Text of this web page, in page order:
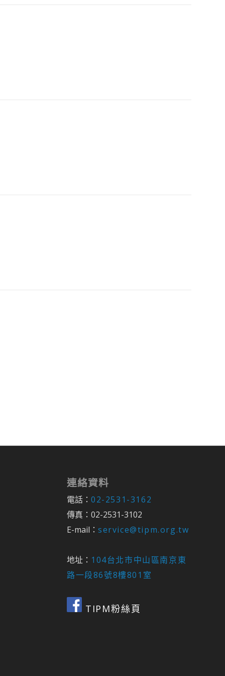
連絡資料
電話： 02-2531-3162
傳真：02-2531-3102
E-mail： service@tipm.org.tw
地址： 104台北市中山區南京東
路一段86號8樓801室
TIPM粉絲頁